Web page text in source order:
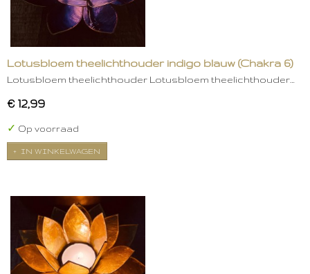
Lotusbloem theelichthouder indigo blauw (Chakra 6)
Lotusbloem theelichthouder Lotusbloem theelichthouder…
€ 12,99
✓ Op voorraad
IN WINKELWAGEN